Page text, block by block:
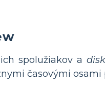
spolužiakov a
časovými osami